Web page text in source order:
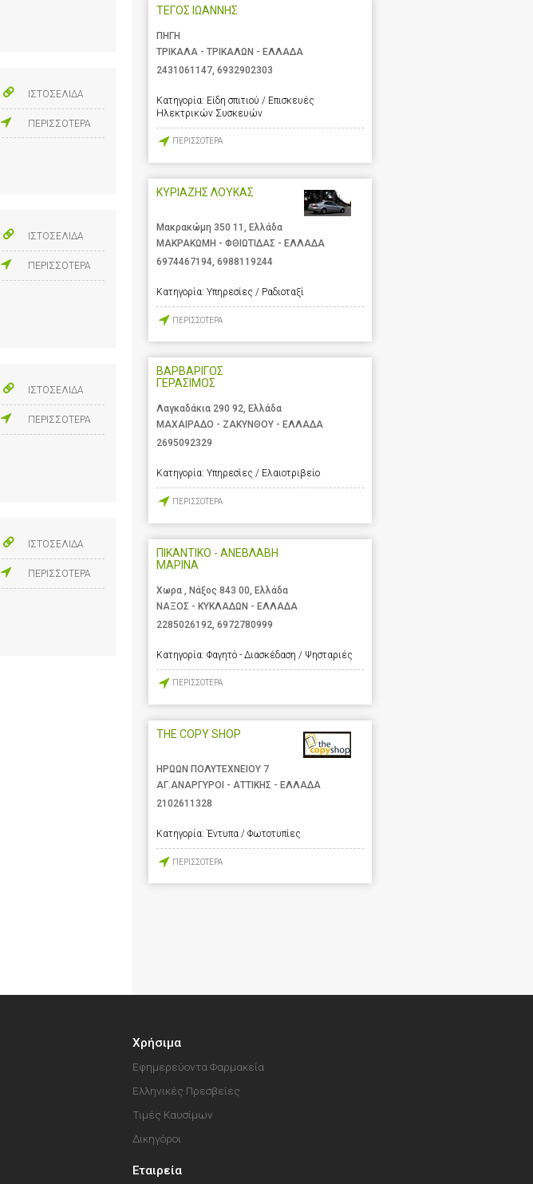
ΙΣΤΟΣΕΛΙΔΑ
ΠΕΡΙΣΣΟΤΕΡΑ
ΙΣΤΟΣΕΛΙΔΑ
ΠΕΡΙΣΣΟΤΕΡΑ
ΙΣΤΟΣΕΛΙΔΑ
ΠΕΡΙΣΣΟΤΕΡΑ
ΙΣΤΟΣΕΛΙΔΑ
ΠΕΡΙΣΣΟΤΕΡΑ
ΤΕΓΟΣ ΙΩΑΝΝΗΣ
ΠΗΓΗ
ΤΡΙΚΑΛΑ - ΤΡΙΚΑΛΩΝ - ΕΛΛΑΔΑ
2431061147 6932902303
Κατηγορία: Είδη σπιτιού / Επισκευές
Ηλεκτρικών Συσκευών
ΠΕΡΙΣΣΟΤΕΡΑ
ΚΥΡΙΑΖΗΣ ΛΟΥΚΑΣ
Μακρακώμη 350 11, Ελλάδα
ΜΑΚΡΑΚΩΜΗ - ΦΘΙΩΤΙΔΑΣ - ΕΛΛΑΔΑ
6974467194, 6988119244
Κατηγορία: Υπηρεσίες / Ραδιοταξί
ΠΕΡΙΣΣΟΤΕΡΑ
ΒΑΡΒΑΡΙΓΟΣ
ΓΕΡΑΣΙΜΟΣ
Λαγκαδάκια 290 92, Ελλάδα
ΜΑΧΑΙΡΑΔΟ - ΖΑΚΥΝΘΟΥ - ΕΛΛΑΔΑ
2695092329
Κατηγορία: Υπηρεσίες / Ελαιοτριβείο
ΠΕΡΙΣΣΟΤΕΡΑ
ΠΙΚΑΝΤΙΚΟ - ΑΝΕΒΛΑΒΗ
ΜΑΡΙΝΑ
Χωρα , Νάξος 843 00, Ελλάδα
ΝΑΞΟΣ - ΚΥΚΛΑΔΩΝ - ΕΛΛΑΔΑ
2285026192 6972780999
Κατηγορία: Φαγητό - Διασκέδαση / Ψησταριές
ΠΕΡΙΣΣΟΤΕΡΑ
THE COPY SHOP
ΗΡΩΩΝ ΠΟΛΥΤΕΧΝΕΙΟΥ 7
ΑΓ.ΑΝΑΡΓΥΡΟΙ - ΑΤΤΙΚΗΣ - ΕΛΛΑΔΑ
2102611328
Κατηγορία: Έντυπα / Φωτοτυπίες
ΠΕΡΙΣΣΟΤΕΡΑ
Χρήσιμα
Εφημερεύοντα Φαρμακεία
Ελληνικές Πρεσβείες
Τιμές Καυσίμων
Δικηγόροι
Εταιρεία